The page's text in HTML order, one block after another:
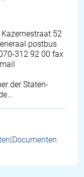
Kazernestraat 52
postbus
312 92 00 fax
der Staten-